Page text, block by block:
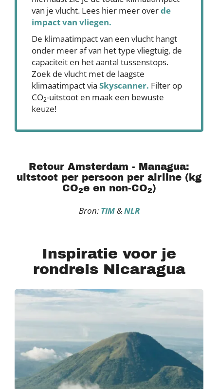
van je vlucht. Lees hier meer overde
impact van vliegen.
De klimaatimpact van een vlucht hangt
onder meer af van het type vliegtuig, de
capaciteit en het aantal tussenstops.
Zoek de vlucht met de laagste
klimaatimpact via Skyscanner. Filter op
CO2-uitstoot en maak een bewuste
keuze!
Retour Amsterdam - Managua:
uitstoot per persoon per airline (kg
CO2e en non-CO2)
Bron: TIM&NLR
Inspiratie voor je
rondreis Nicaragua